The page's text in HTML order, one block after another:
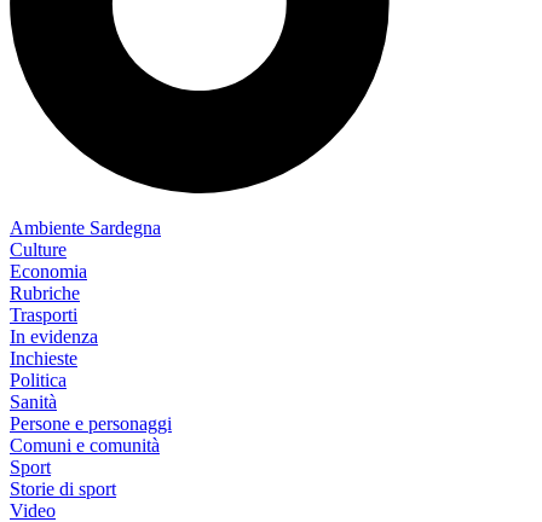
Ambiente Sardegna
Culture
Economia
Rubriche
Trasporti
In evidenza
Inchieste
Politica
Sanità
Persone e personaggi
Comuni e comunità
Sport
Storie di sport
Video